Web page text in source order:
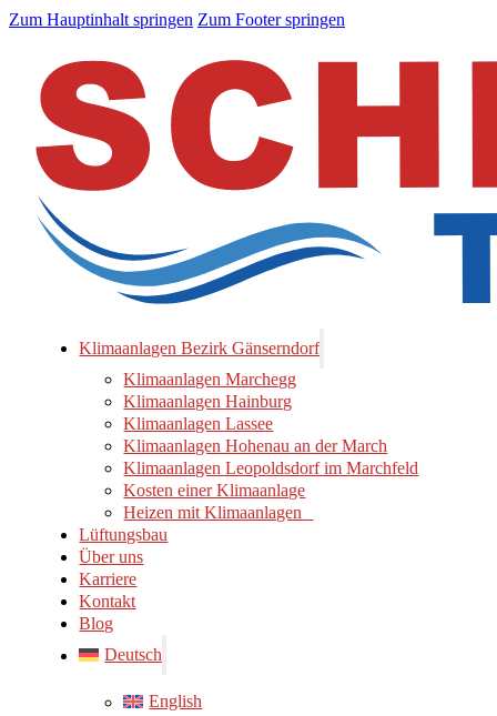
Zum Hauptinhalt springen Zum Footer springen
Klimaanlagen Bezirk Gänserndorf
Klimaanlagen Marchegg
Klimaanlagen Hainburg
Klimaanlagen Lassee
Klimaanlagen Hohenau an der March
Klimaanlagen Leopoldsdorf im Marchfeld
Kosten einer Klimaanlage
Heizen mit Klimaanlagen
Lüftungsbau
Über uns
Karriere
Kontakt
Blog
Deutsch
English